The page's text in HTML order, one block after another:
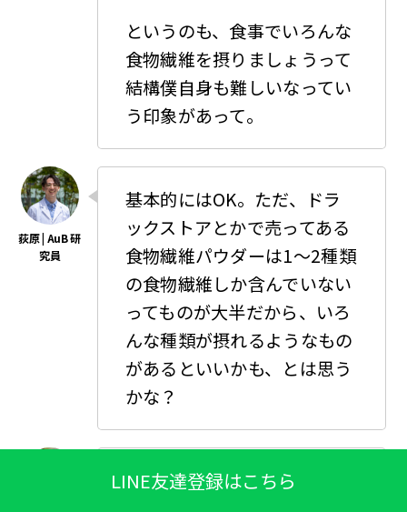
LINE友達登録はこちら
というのも、食事でいろんな
食物繊維を摂りましょうって
結構僕自身も難しいなってい
う印象があって。
基本的にはOK。ただ、ドラ
ックストアとかで売ってある
食物繊維パウダーは1〜2種類
の食物繊維しか含んでいない
ってものが大半だから、いろ
んな種類が摂れるようなもの
があるといいかも、とは思う
かな？
（後で調べてみようっと。）